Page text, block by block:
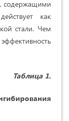
содержащими
как
стали. Чем
Таблица 1.